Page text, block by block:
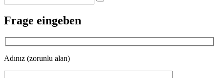
Frage eingeben
Adınız (zorunlu alan)